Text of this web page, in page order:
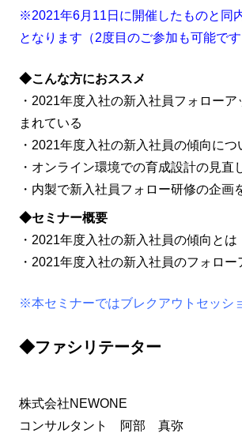
※2021年6月11日に開催したものと同
となります（2度目のご参加も可能です
◆こんな方におススメ
・2021年度入社の新入社員フォロー
まれている
・2021年度入社の新入社員の傾向につ
・オンライン環境での育成設計の見直
・内製で新入社員フォロー研修の企画
◆セミナー概要
・2021年度入社の新入社員の傾向とは
・2021年度入社の新入社員のフォロー
※本セミナーではブレクアウトセッシ
◆ファシリテーター
株式会社NEWONE
コンサルタント 阿部 真弥